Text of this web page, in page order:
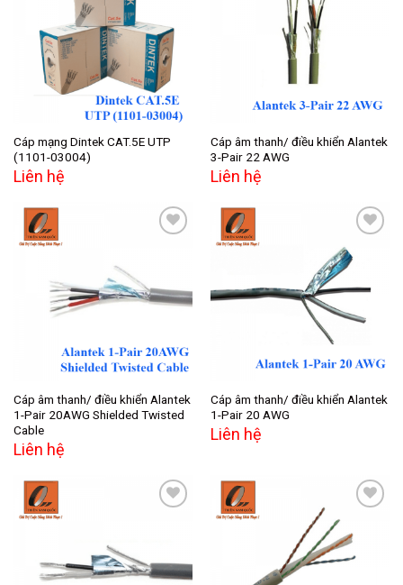
Add to
wishlist
Cáp mạng Dintek CAT.5E UTP
(1101-03004)
Liên hệ
Cáp âm thanh/ điều khiển Alantek
3-Pair 22 AWG
Liên hệ
wishlist
Cáp âm thanh/ điều khiển Alantek
1-Pair 20AWG Shielded Twisted
Cable
Liên hệ
wishlist
Cáp âm thanh/ điều khiển Alantek
1-Pair 20 AWG
Liên hệ
wishlist
wishlist